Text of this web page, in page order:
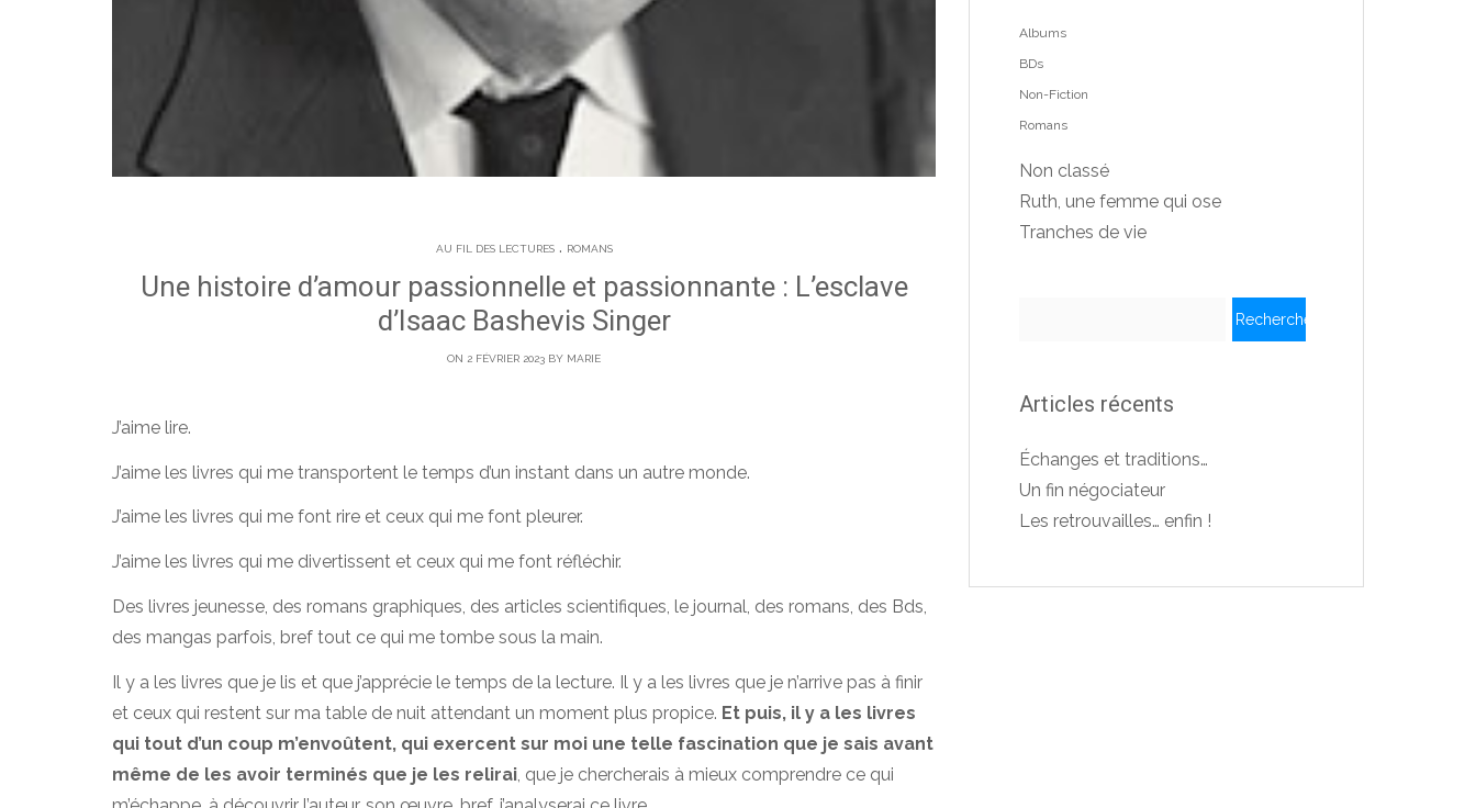
AU FIL DES LECTURES. ROMANS
Une histoire d’amour passionnelle et passionnante : L’esclave
d’Isaac Bashevis Singer
ON 2 FÉVRIER 2023 BY MARIE
J’aime lire.
J’aime les livres qui me transportent le temps d’un instant dans un autre monde.
J’aime les livres qui me font rire et ceux qui me font pleurer.
J’aime les livres qui me divertissent et ceux qui me font réfléchir.
Des livres jeunesse, des romans graphiques, des articles scientifiques, le journal, des romans, des Bds,
des mangas parfois, bref tout ce qui me tombe sous la main.
Il y a les livres que je lis et que j’apprécie le temps de la lecture. Il y a les livres que je n’arrive pas à finir
et ceux qui restent sur ma table de nuit attendant un moment plus propice. Et puis, il y a les livres
qui tout d’un coup m’envoûtent, qui exercent sur moi une telle fascination que je sais avant
même de les avoir terminés que je les relirai , que je chercherais à mieux comprendre ce qui
Albums
BDs
Non-Fiction
Romans
Non classé
Ruth, une femme qui ose
Tranches de vie
Articles récents
Échanges et traditions…
Un fin négociateur
Les retrouvailles… enfin !